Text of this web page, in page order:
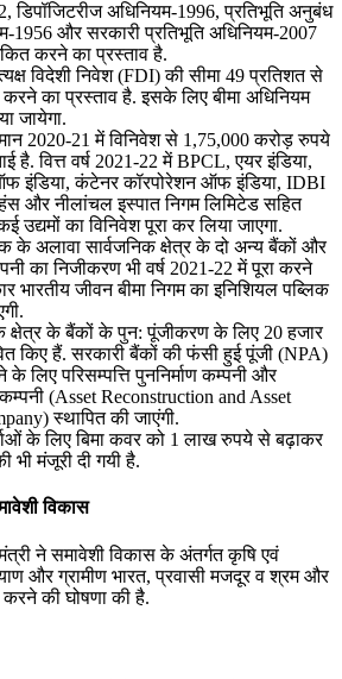
डिपॉजिटरीज अधिनियम-1996, प्रतिभूति अनुबंध
1956 और सरकारी प्रतिभूति अधिनियम-2007
करने का प्रस्ताव है.
विदेशी निवेश (FDI) की सीमा 49 प्रतिशत से
का प्रस्‍ताव है. इसके लिए बीमा अधिनियम
जायेगा.
2020-21 में विनिवेश से 1,75,000 करोड़ रुपये
है. वित्त वर्ष 2021-22 में BPCL, एयर इंडिया,
इंडिया, कंटेनर कॉरपोरेशन ऑफ इंडिया, IDBI
और नीलांचल इस्पात निगम लिमिटेड सहित
उद्यमों का विनिवेश पूरा कर लिया जाएगा.
के अलावा सार्वजनिक क्षेत्र के दो अन्य बैंकों और
का निजीकरण भी वर्ष 2021-22 में पूरा करने
भारतीय जीवन बीमा निगम का इनिशियल पब्लिक
क्षेत्र के बैंकों के पुन: पूंजीकरण के लिए 20 हजार
किए हैं. सरकारी बैंकों की फंसी हुई पूंजी (NPA)
लिए परिसम्‍पत्ति पुननिर्माण कम्‍पनी और
कम्‍पनी (Asset Reconstruction and Asset
स्‍थापित की जाएंगी.
के लिए बिमा कवर को 1 लाख रुपये से बढ़ाकर
मंजूरी दी गयी है.
विकास
ने समावेशी विकास के अंतर्गत कृषि एवं
और ग्रामीण भारत, प्रवासी मजदूर व श्रम और
करने की घोषणा की है.